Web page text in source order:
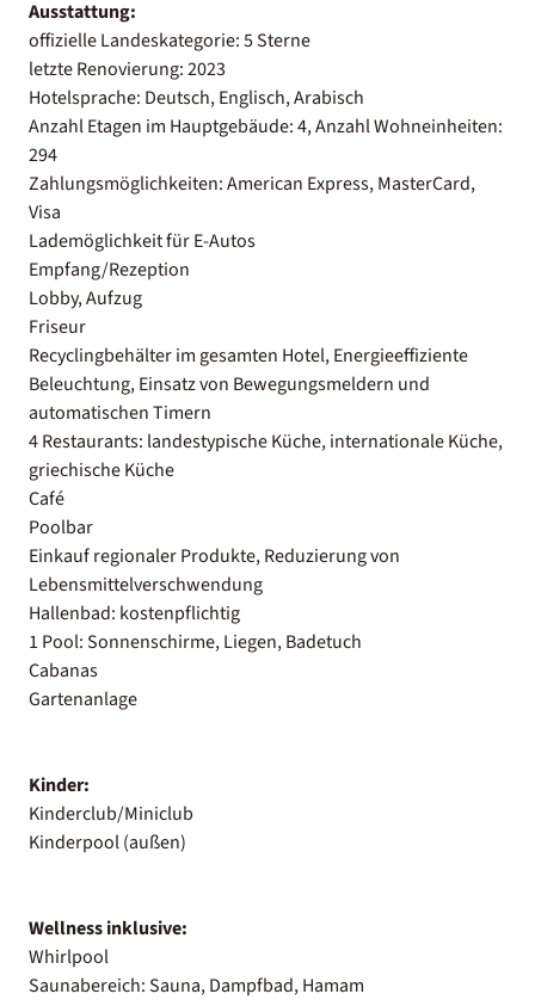
Ausstattung:
offizielle Landeskategorie: 5 Sterne
letzte Renovierung: 2023
Hotelsprache: Deutsch, Englisch, Arabisch
Anzahl Etagen im Hauptgebäude: 4, Anzahl Wohneinheiten:
294
Zahlungsmöglichkeiten: American Express, MasterCard,
Visa
Lademöglichkeit für E-Autos
Empfang/Rezeption
Lobby, Aufzug
Friseur
Recyclingbehälter im gesamten Hotel, Energieeffiziente
Beleuchtung, Einsatz von Bewegungsmeldern und
automatischen Timern
4 Restaurants: landestypische Küche, internationale Küche,
griechische Küche
Café
Poolbar
Einkauf regionaler Produkte, Reduzierung von
Lebensmittelverschwendung
Hallenbad: kostenpflichtig
1 Pool: Sonnenschirme, Liegen, Badetuch
Cabanas
Gartenanlage
Kinder:
Kinderclub/Miniclub
Kinderpool (außen)
Wellness inklusive:
Whirlpool
Saunabereich: Sauna, Dampfbad, Hamam